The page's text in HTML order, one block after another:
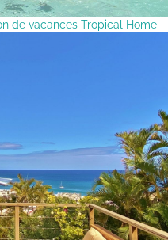
de vacances Tropical Home